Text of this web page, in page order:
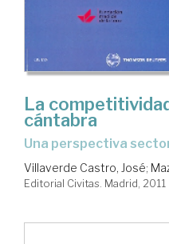
La
cántabra
una perspectiva
Villaverde Castro, José;
Editorial Civitas. Madrid, 2011